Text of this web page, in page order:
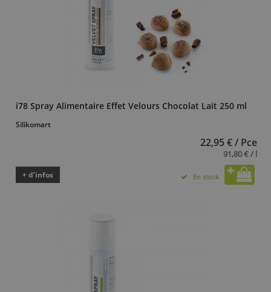
i78 Spray Alimentaire Effet Velours Chocolat Lait 250 ml
Silikomart
22,95 € / Pce
91,80 € / l
+ d’infos En stock